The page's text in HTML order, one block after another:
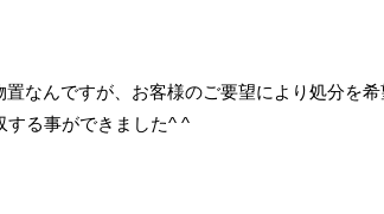
なんですが、お客様のご要望により処分を
する事ができました^ ^